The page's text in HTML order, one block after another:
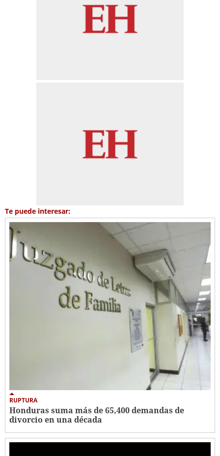
Te puede interesar:
RUPTURA
Honduras suma más de 65,400 demandas de
divorcio en una década